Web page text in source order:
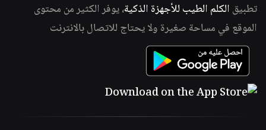
تطبيق الكلم الطيب للأجهزة الذكية، يوفر الكثير من محتوى
الموقع في مساحة صغيرة ولا يحتاج للاتصال بالانترنت